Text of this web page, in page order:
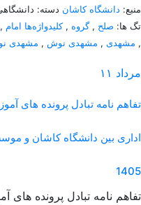
منبع: دانشگاه کاشان دسته:
تگ ها: صلح ,گروه ,کلیدواژه‌ها امام ,
مشهدی , مشهدی نوش , مشهدی ,
۱۱ مرداد
تفاهم نامه تبادل پرونده‌ های
1405
تفاهم نامه تبادل پرونده‌ های